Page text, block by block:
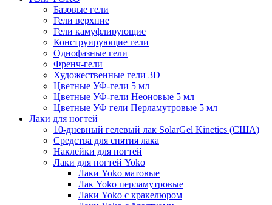
Базовые гели
Гели верхние
Гели камуфлирующие
Конструирующие гели
Однофазные гели
Френч-гели
Художественные гели 3D
Цветные УФ-гели 5 мл
Цветные УФ-гели Неоновые 5 мл
Цветные УФ гели Перламутровые 5 мл
Лаки для ногтей
10-дневный гелевый лак SolarGel Kinetics (США)
Средства для снятия лака
Наклейки для ногтей
Лаки для ногтей Yoko
Лаки Yoko матовые
Лак Yoko перламутровые
Лаки Yoko с кракелюром